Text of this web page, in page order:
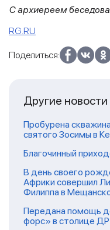
С архиереем
RG.RU
Поделиться:
Другие новости
Пробурена
святого Зосимы в
Благочинный
В день своего
Африки совершил
Филиппа в
Передана помощь
форс» в столице ДР